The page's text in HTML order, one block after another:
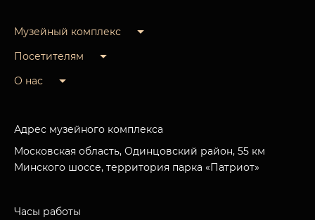
Музейный комплекс
Посетителям
О нас
Адрес музейного комплекса
Московская область, Одинцовский район, 55 км
Минского шоссе, территория парка «Патриот»
Часы работы